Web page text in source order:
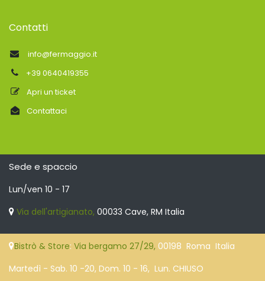
Contatti
info@fermaggio.it
+39 0640419355
Apri un ticket
Contattaci
Sede e spaccio
Lun/ven 10 - 17
Via dell'artigianato, 00033 Cave, RM Italia
Bistrò & Store: Via bergamo 27/29, 00198 Roma Italia
Martedì - Sab. 10 -20, Dom. 10 - 16, Lun. CHIUSO